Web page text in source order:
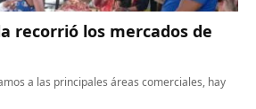
recorrió los mercados de
a las principales áreas comerciales, hay